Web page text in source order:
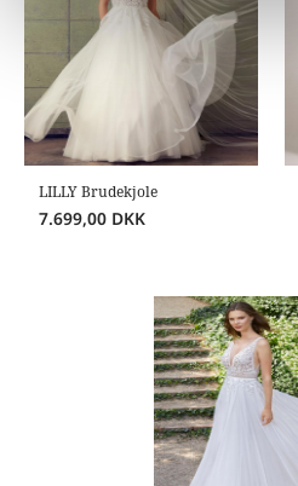
LILLY Brudekjole
7.699,00 DKK